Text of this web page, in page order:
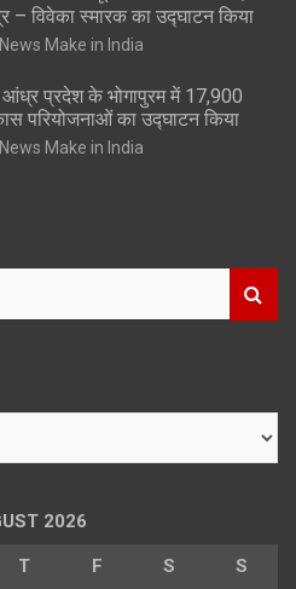
– विवेका स्मारक का उद्घाटन किया
News Make in India
आंध्र प्रदेश के भोगापुरम में 17,900
परियोजनाओं का उद्घाटन किया
News Make in India
2026
T F S S